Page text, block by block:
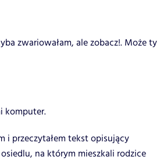
zwariowałam, ale zobacz!. Może ty
komputer.
i przeczytałem tekst opisujący
na którym mieszkali rodzice